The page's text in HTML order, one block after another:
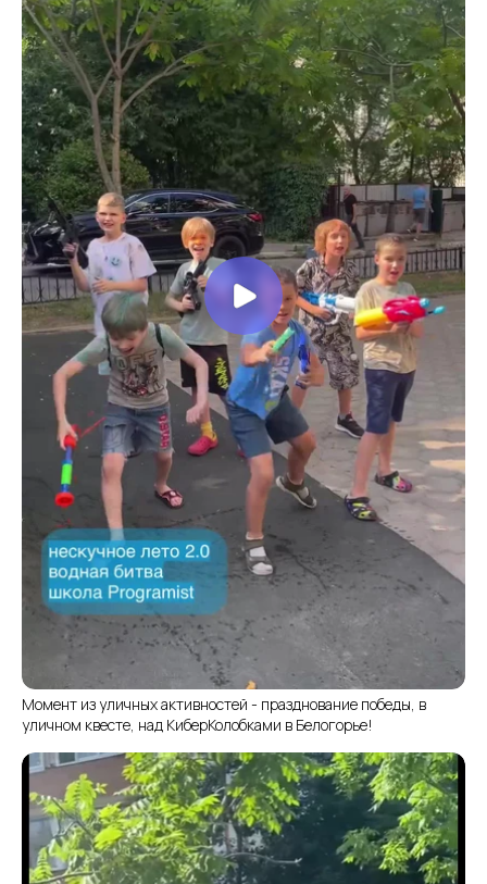
Момент из уличных активностей - празднование победы, в
уличном квесте, над КиберКолобками в Белогорье!